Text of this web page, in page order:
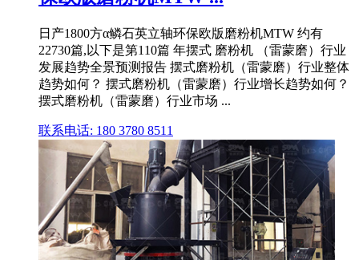
日产1800方α鳞石英立轴环保欧版磨粉机MTW 约有
22730篇,以下是第110篇 年摆式 磨粉机 （雷蒙磨）行业
发展趋势全景预测报告 摆式磨粉机（雷蒙磨）行业整体
趋势如何？ 摆式磨粉机（雷蒙磨）行业增长趋势如何？
摆式磨粉机（雷蒙磨）行业市场 ...
联系电话: 180 3780 8511